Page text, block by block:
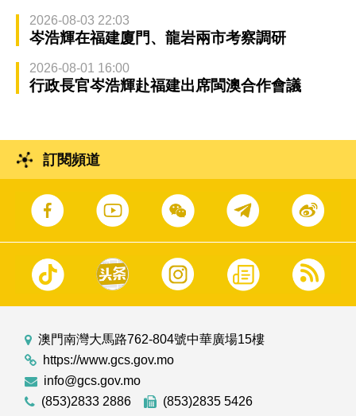
2026-08-03 22:03
岑浩輝在福建廈門、龍岩兩市考察調研
2026-08-01 16:00
行政長官岑浩輝赴福建出席閩澳合作會議
訂閱頻道
澳門南灣大馬路762-804號中華廣場15樓
https://www.gcs.gov.mo
info@gcs.gov.mo
(853)2833 2886
(853)2835 5426